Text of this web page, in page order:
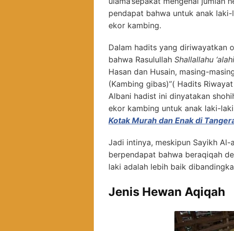
pendapat bahwa untuk anak
ekor kambing.
Dalam hadits yang diriwayatkan
bahwa Rasulullah Shallallahu
Hasan dan Husain, masing-
(Kambing gibas)”( Hadits
Albani hadist ini dinyatakan
ekor kambing untuk anak laki-
Kotak Murah dan Enak di
Jadi intinya, meskipun Sayikh Al-
berpendapat bahwa beraqiqah
laki adalah lebih baik
Jenis Hewan Aqiqah